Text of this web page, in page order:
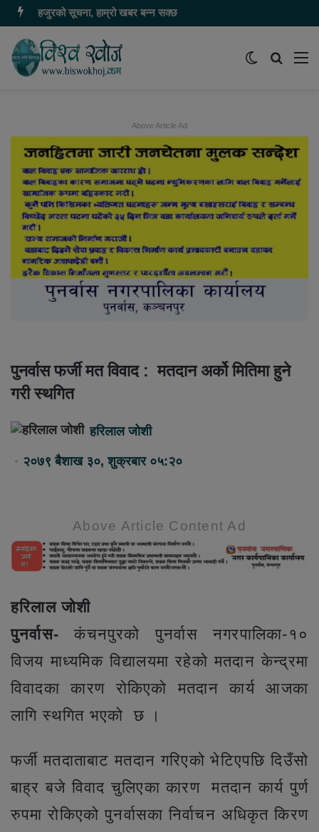
हजुरको सूचना, हाम्रो खबर बन्न सक्छ
समाचार
Switch
Above Article Ad
पुनर्वास फर्जी मत विवाद : मतदान अर्को मितिमा हुने
गरी स्थगित
हरिलाल जोशी
२०७९ बैशाख ३०, शुक्रबार ०५:२०
Above Article Content Ad
हरिलाल जोशी
पुनर्वास- कंचनपुरको पुनर्वास नगरपालिका-१०
विजय माध्यमिक विद्यालयमा रहेको मतदान केन्द्रमा
विवादका कारण रोकिएको मतदान कार्य आजका
लागि स्थगित भएको छ ।
फर्जी मतदाताबाट मतदान गरिएको भेटिएपछि दिउँसो
बाह्र बजे विवाद चुलिएका कारण मतदान कार्य पुर्ण
रुपमा रोकिएको पुनर्वासका निर्वाचन अधिकृत किरण